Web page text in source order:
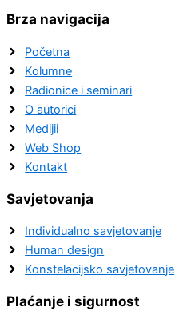
Brza navigacija
Početna
Kolumne
Radionice i seminari
O autorici
Medijii
Web Shop
Kontakt
Savjetovanja
Individualno savjetovanje
Human design
Konstelacijsko savjetovanje
Plaćanje i sigurnost